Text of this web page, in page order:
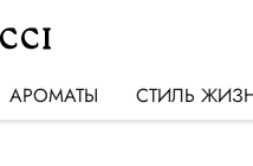
АРОМАТЫ СТИЛЬ